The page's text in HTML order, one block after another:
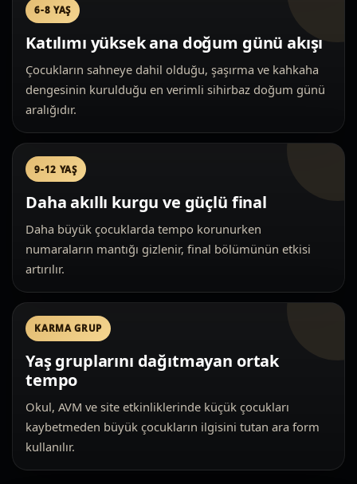
6-8 YAŞ
Katılımı yüksek ana doğum günü akışı
Çocukların sahneye dahil olduğu, şaşırma ve kahkaha
dengesinin kurulduğu en verimli sihirbaz doğum günü
aralığıdır.
9-12 YAŞ
Daha akıllı kurgu ve güçlü final
Daha büyük çocuklarda tempo korunurken
numaraların mantığı gizlenir, final bölümünün etkisi
artırılır.
KARMA GRUP
Yaş gruplarını dağıtmayan ortak
tempo
Okul, AVM ve site etkinliklerinde küçük çocukları
kaybetmeden büyük çocukların ilgisini tutan ara form
kullanılır.